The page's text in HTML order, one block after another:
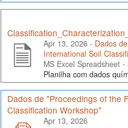
Apr 13, 2026 - Dados
International Soil
MS Excel Spreadsheet
Planilha com dados
Dados de "Proceedings of the
Classification Workshop"
Apr 13, 2026